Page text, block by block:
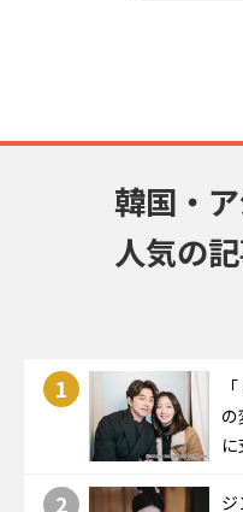
韓国・
人気の
1
2